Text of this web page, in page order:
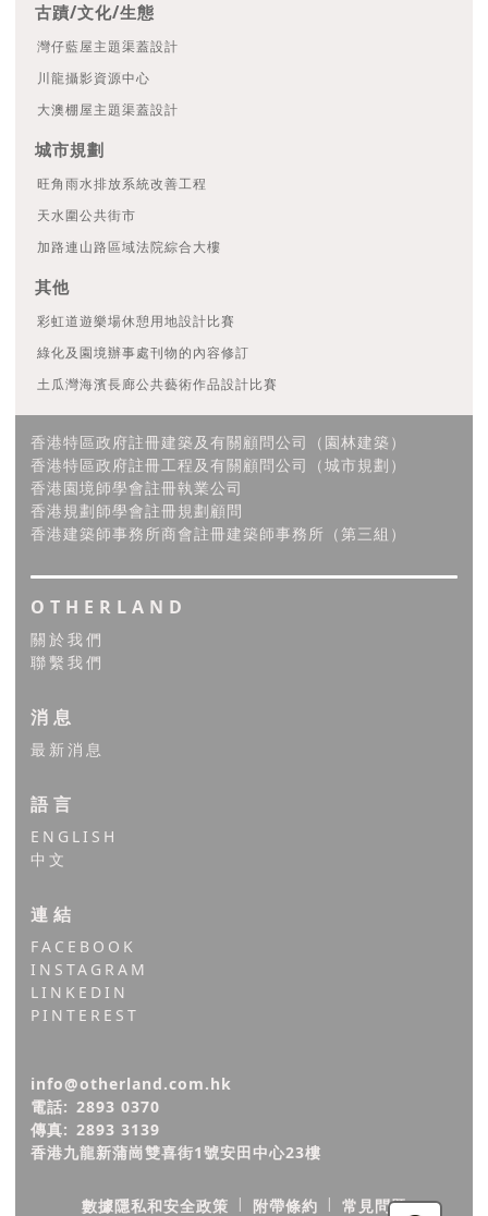
古蹟/文化/生態
灣仔藍屋主題渠蓋設計
川龍攝影資源中心
大澳棚屋主題渠蓋設計
城市規劃
旺角雨水排放系統改善工程
天水圍公共街市
加路連山路區域法院綜合大樓
其他
彩虹道遊樂場休憩用地設計比賽
綠化及園境辦事處刊物的內容修訂
土瓜灣海濱長廊公共藝術作品設計比賽
香港特區政府註冊建築及有關顧問公司（園林建築）
香港特區政府註冊工程及有關顧問公司（城市規劃）
香港園境師學會註冊執業公司
香港規劃師學會註冊規劃顧問
香港建築師事務所商會註冊建築師事務所（第三組）
OTHERLAND
關於我們
聯繫我們
消息
最新消息
語言
ENGLISH
中文
連結
FACEBOOK
INSTAGRAM
LINKEDIN
PINTEREST
info@otherland.com.hk
電話: 2893 0370
傳真: 2893 3139
香港九龍新蒲崗雙喜街1號安田中心23樓
數據隱私和安全政策 | 附帶條約 | 常見問題